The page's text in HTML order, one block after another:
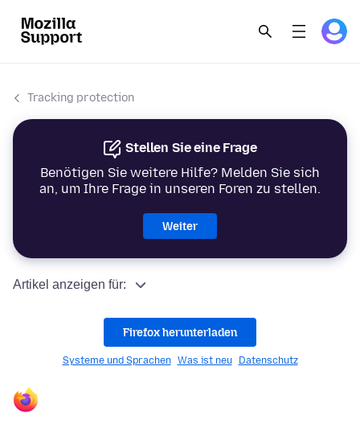
Tracking protection
Stellen Sie eine Frage
Benötigen Sie weitere Hilfe? Melden Sie sich
an, um Ihre Frage in unseren Foren zu stellen.
Weiter
Artikel anzeigen für:
Firefox herunterladen
Systeme und Sprachen Was ist neu Datenschutz